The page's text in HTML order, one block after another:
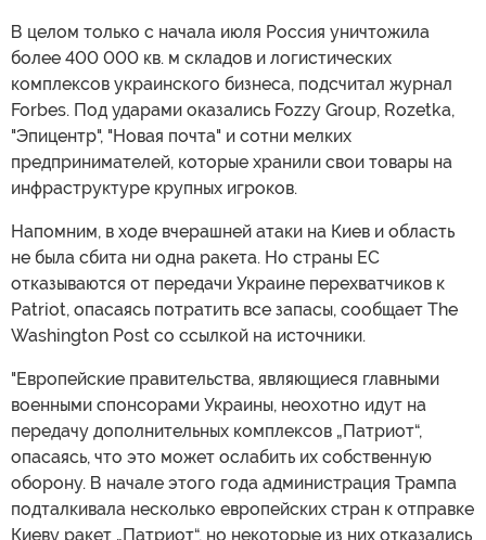
В целом только с начала июля Россия уничтожила
более 400 000 кв. м складов и логистических
комплексов украинского бизнеса, подсчитал журнал
Forbes. Под ударами оказались Fozzy Group, Rozetka,
"Эпицентр", "Новая почта" и сотни мелких
предпринимателей, которые хранили свои товары на
инфраструктуре крупных игроков.
Напомним, в ходе вчерашней атаки на Киев и область
не была сбита ни одна ракета. Но страны ЕС
отказываются от передачи Украине перехватчиков к
Patriot, опасаясь потратить все запасы, сообщает The
Washington Post со ссылкой на источники.
"Европейские правительства, являющиеся главными
военными спонсорами Украины, неохотно идут на
передачу дополнительных комплексов „Патриот“,
опасаясь, что это может ослабить их собственную
оборону. В начале этого года администрация Трампа
подталкивала несколько европейских стран к отправке
Киеву ракет „Патриот“, но некоторые из них отказались